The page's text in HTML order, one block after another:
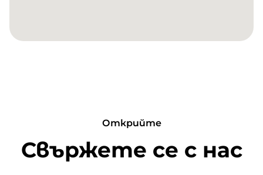
Открийте
Свържете се с нас